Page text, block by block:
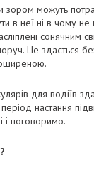
зором можуть
в неї ні в чому
сонячним
Це здається
для водіїв
настання
і поговоримо.